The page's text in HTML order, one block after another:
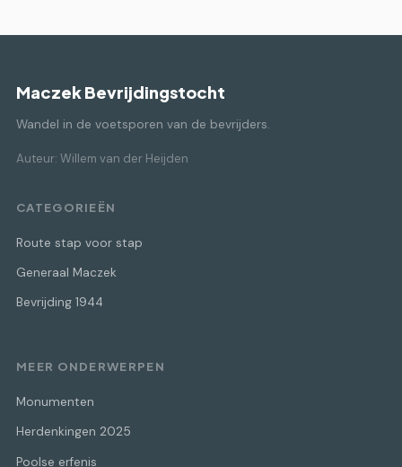
Maczek Bevrijdingstocht
Wandel in de voetsporen van de bevrijders.
Auteur: Willem van der Heijden
CATEGORIEËN
Route stap voor stap
Generaal Maczek
Bevrijding 1944
MEER ONDERWERPEN
Monumenten
Herdenkingen 2025
Poolse erfenis